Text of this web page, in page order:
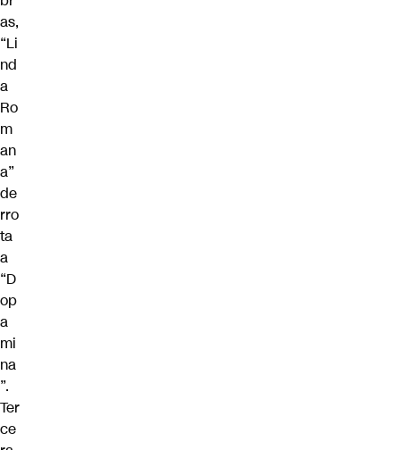
as,
“Li
nd
a
Ro
m
an
a”
de
rro
ta
a
“D
op
a
mi
na
”.
Ter
ce